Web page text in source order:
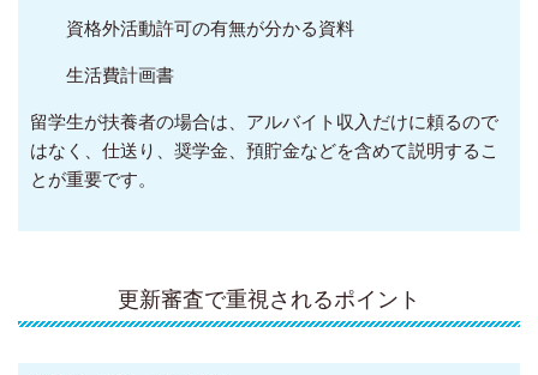
資格外活動許可の有無が分かる資料
生活費計画書
留学生が扶養者の場合は、アルバイト収入だけに頼るので
はなく、仕送り、奨学金、預貯金などを含めて説明するこ
とが重要です。
更新審査で重視されるポイント